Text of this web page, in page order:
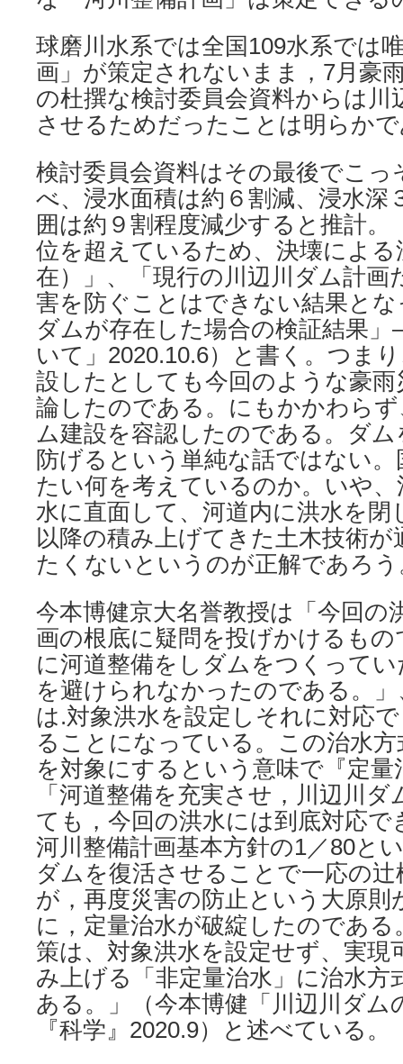
球磨川水系では全国109水系では
画」が策定されないまま，7月豪
の杜撰な検討委員会資料からは川
させるためだったことは明らか
検討委員会資料はその最後でこっ
べ、浸水面積は約６割減、浸水深
囲は約９割程度減少すると推計。
位を超えているため、決壊によ
在）」、「現行の川辺川ダム計画
害を防ぐことはできない結果と
ダムが存在した場合の検証結果
いて」2020.10.6）と書く。つま
設したとしても今回のような豪
論したのである。にもかかわら
ム建設を容認したのである。ダ
防げるという単純な話ではない
たい何を考えているのか。いや
水に直面して、河道内に洪水を閉
以降の積み上げてきた土木技術
たくないというのが正解であろう
今本博健京大名誉教授は「今回の
画の根底に疑問を投げかけるも
に河道整備をしダムをつくって
を避けられなかったのである。
は.対象洪水を設定しそれに対応
ることになっている。この治水
を対象にするという意味で『定
「河道整備を充実させ，川辺川
ても，今回の洪水には到底対応で
河川整備計画基本方針の1／80と
ダムを復活させることで一応の
が，再度災害の防止という大原則
に，定量治水が破綻したのである
策は、対象洪水を設定せず、実現
み上げる「非定量治水」に治水方
ある。」（今本博健「川辺川ダム
『科学』2020.9）と述べている。